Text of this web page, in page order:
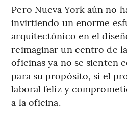
Pero Nueva York aún no
invirtiendo un enorme
arquitectónico en el
reimaginar un centro de
oficinas ya no se sienten
para su propósito, si el
laboral feliz y
a la oficina.